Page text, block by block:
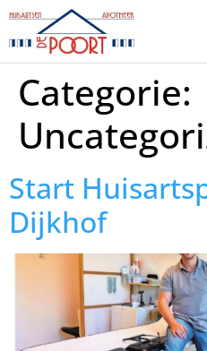
Categorie:
Start
Dijkhof